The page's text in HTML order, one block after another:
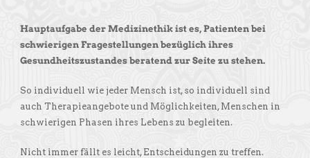
Hauptaufgabe der Medizinethik ist es, Patienten bei
schwierigen Fragestellungen bezüglich ihres
Gesundheitszustandes beratend zur Seite zu stehen.
So individuell wie jeder Mensch ist, so individuell sind
auch Therapieangebote und Möglichkeiten, Menschen in
schwierigen Phasen ihres Lebens zu begleiten.
Nicht immer fällt es leicht, Entscheidungen zu treffen.